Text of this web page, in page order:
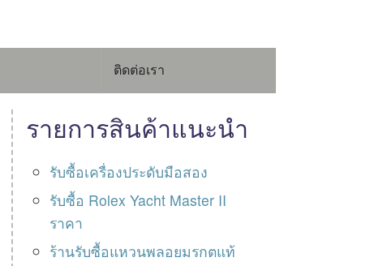
ติดต่อเรา
รายการสินค้าแนะนำ
รับซื้อเครื่องประดับมือสอง
รับซื้อ Rolex Yacht Master II
ราคา
ร้านรับซื้อแหวนพลอยมรกตแท้